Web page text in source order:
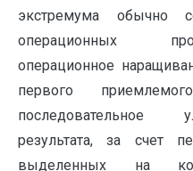
экстремума обычно
операционных
операционное
первого
последовательное
результата, за счет
выделенных на